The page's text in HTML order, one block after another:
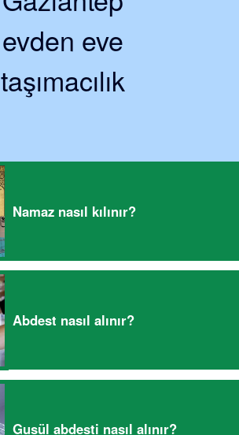
evden eve
taşımacılık
Namaz nasıl kılınır?
Abdest nasıl alınır?
Gusül abdesti nasıl alınır?